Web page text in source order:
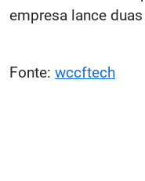
empresa lance
Fonte: wccftech